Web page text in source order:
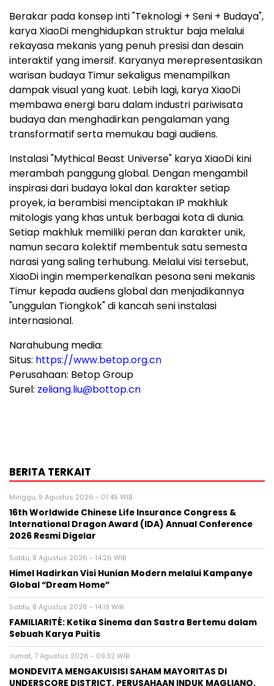
Berakar pada konsep inti "Teknologi + Seni + Budaya",
karya XiaoDi menghidupkan struktur baja melalui
rekayasa mekanis yang penuh presisi dan desain
interaktif yang imersif. Karyanya merepresentasikan
warisan budaya Timur sekaligus menampilkan
dampak visual yang kuat. Lebih lagi, karya XiaoDi
membawa energi baru dalam industri pariwisata
budaya dan menghadirkan pengalaman yang
transformatif serta memukau bagi audiens.
Instalasi "Mythical Beast Universe" karya XiaoDi kini
merambah panggung global. Dengan mengambil
inspirasi dari budaya lokal dan karakter setiap
proyek, ia berambisi menciptakan IP makhluk
mitologis yang khas untuk berbagai kota di dunia.
Setiap makhluk memiliki peran dan karakter unik,
namun secara kolektif membentuk satu semesta
narasi yang saling terhubung. Melalui visi tersebut,
XiaoDi ingin memperkenalkan pesona seni mekanis
Timur kepada audiens global dan menjadikannya
"unggulan Tiongkok" di kancah seni instalasi
internasional.
Narahubung media:
Situs: https://www.betop.org.cn
Perusahaan: Betop Group
Surel: zeliang.liu@bottop.cn
BERITA TERKAIT
Minggu, 9 Agustus 2026 - 01:45 WIB
16th Worldwide Chinese Life Insurance Congress &
International Dragon Award (IDA) Annual Conference
2026 Resmi Digelar
Sabtu, 8 Agustus 2026 - 14:26 WIB
Himel Hadirkan Visi Hunian Modern melalui Kampanye
Global “Dream Home”
Sabtu, 8 Agustus 2026 - 14:19 WIB
FAMILIARITÉ: Ketika Sinema dan Sastra Bertemu dalam
Sebuah Karya Puitis
Jumat, 7 Agustus 2026 - 09:32 WIB
MONDEVITA MENGAKUISISI SAHAM MAYORITAS DI
UNDERSCORE DISTRICT, PERUSAHAAN INDUK MAGLIANO,